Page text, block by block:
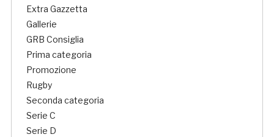
Extra Gazzetta
Gallerie
GRB Consiglia
Prima categoria
Promozione
Rugby
Seconda categoria
Serie C
Serie D